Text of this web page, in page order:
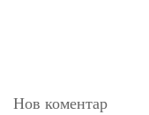
Нов коментар